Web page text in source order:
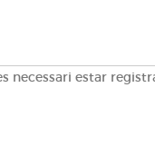
necessari estar